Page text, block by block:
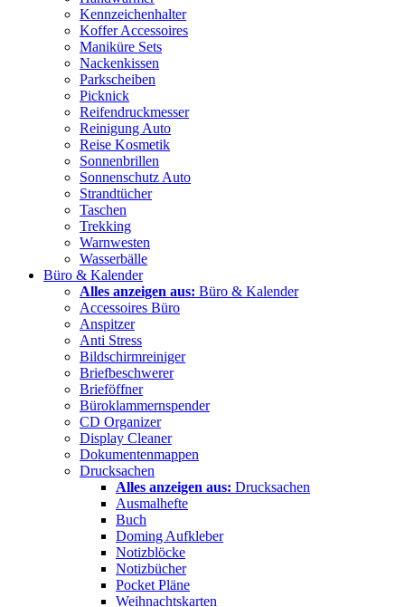
Kennzeichenhalter
Koffer Accessoires
Maniküre Sets
Nackenkissen
Parkscheiben
Picknick
Reifendruckmesser
Reinigung Auto
Reise Kosmetik
Sonnenbrillen
Sonnenschutz Auto
Strandtücher
Taschen
Trekking
Warnwesten
Wasserbälle
Büro & Kalender
Alles anzeigen aus: Büro & Kalender
Accessoires Büro
Anspitzer
Anti Stress
Bildschirmreiniger
Briefbeschwerer
Brieföffner
Büroklammernspender
CD Organizer
Display Cleaner
Dokumentenmappen
Drucksachen
Alles anzeigen aus: Drucksachen
Ausmalhefte
Buch
Doming Aufkleber
Notizblöcke
Notizbücher
Pocket Pläne
Weihnachtskarten